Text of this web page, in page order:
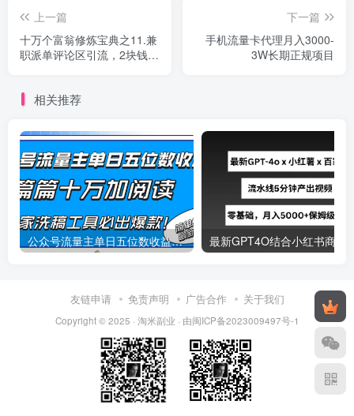
上一篇
十万个富翁修炼宝典之11.兼
职派单评论区引流，2块钱一
下一篇
手机流量卡代理月入3000-
3W长期正规项目
相关推荐
公众号流量主单日五位数收益，篇篇十万加阅读独家洗稿工具必出爆款！
友链申请 免责声明 广告合作 关于我们
Copyright © 2025 · 淘米副业 · 由闽ICP备2023009497号-1